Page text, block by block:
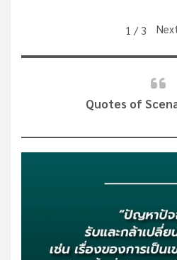
1 / 3
Quotes of